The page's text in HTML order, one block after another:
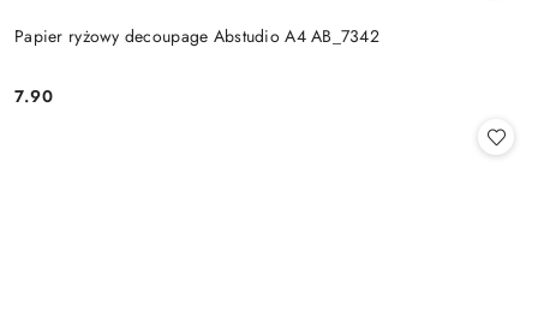
Papier ryżowy decoupage Abstudio A4 AB_7342
Cena:
7.90